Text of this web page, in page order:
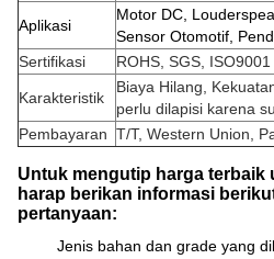
Aplikasi
Motor DC,
Sensor Otomotif,
Sertifikasi
ROHS, SGS, ISO9001
Karakteristik
Biaya Hilang,
perlu dilapisi karena
Pembayaran T/T, Western Union,
Untuk mengutip harga terbaik
harap berikan informasi
pertanyaan:
Jenis bahan dan grade yang